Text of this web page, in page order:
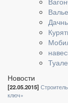
Новости
[22.05.2015]
ключ»